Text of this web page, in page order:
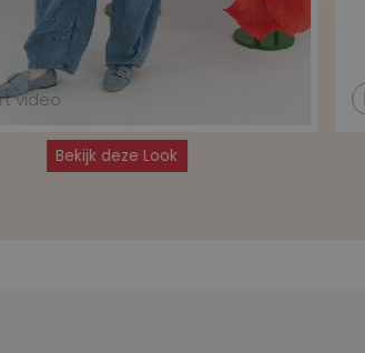
video
Bekijk deze Look